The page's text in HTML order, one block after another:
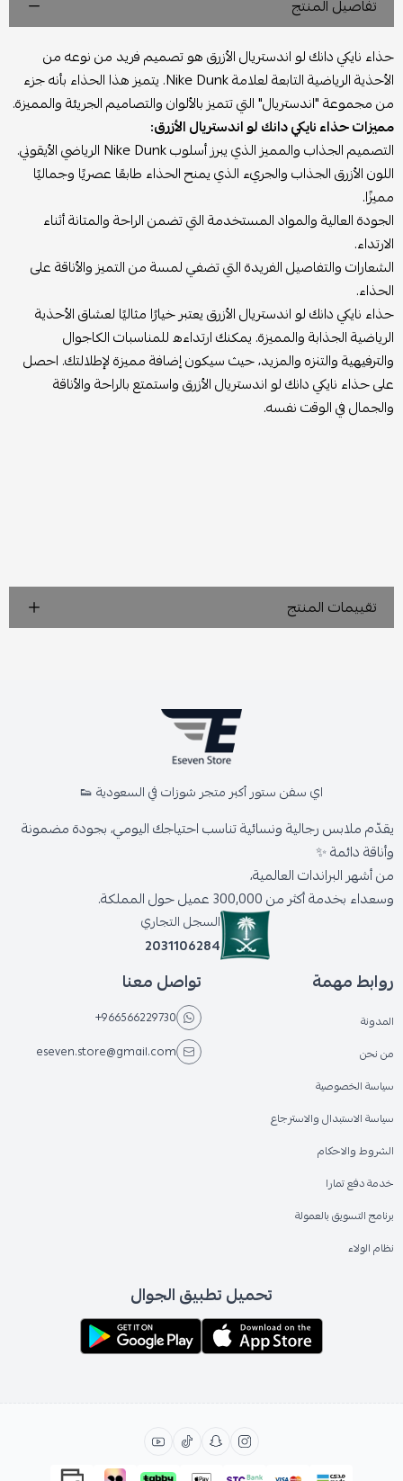
تفاصيل المنتج
حذاء نايكي دانك لو اندستريال الأزرق هو تصميم فريد من نوعه من
الأحذية الرياضية التابعة لعلامة Nike Dunk. يتميز هذا الحذاء بأنه جزء
من مجموعة "اندستريال" التي تتميز بالألوان والتصاميم الجريئة والمميزة.
مميزات حذاء نايكي دانك لو اندستريال الأزرق:
التصميم الجذاب والمميز الذي يبرز أسلوب Nike Dunk الرياضي الأيقوني.
اللون الأزرق الجذاب والجريء الذي يمنح الحذاء طابعًا عصريًا وجماليًا
مميزًا.
الجودة العالية والمواد المستخدمة التي تضمن الراحة والمتانة أثناء
الارتداء.
الشعارات والتفاصيل الفريدة التي تضفي لمسة من التميز والأناقة على
الحذاء.
حذاء نايكي دانك لو اندستريال الأزرق يعتبر خيارًا مثاليًا لعشاق الأحذية
الرياضية الجذابة والمميزة. يمكنك ارتداءه للمناسبات الكاجوال
والترفيهية والتنزه والمزيد، حيث سيكون إضافة مميزة لإطلالتك. احصل
على حذاء نايكي دانك لو اندستريال الأزرق واستمتع بالراحة والأناقة
والجمال في الوقت نفسه.
تقييمات المنتج
اي سفن ستور أكبر متجر شوزات في السعودية 👟
يقدّم ملابس رجالية ونسائية تناسب احتياجك اليومي، بجودة مضمونة
وأناقة دائمة ✨
من أشهر البراندات العالمية،
وسعداء بخدمة أكثر من 300,000 عميل حول المملكة.
السجل التجاري
2031106284
روابط مهمة
المدونة
من نحن
سياسة الخصوصية
سياسة الاستبدال والاسترجاع
الشروط والاحكام
خدمة دفع تمارا
برنامج التسويق بالعمولة
نظام الولاء
تواصل معنا
+966566229730
eseven.store@gmail.com
تحميل تطبيق الجوال